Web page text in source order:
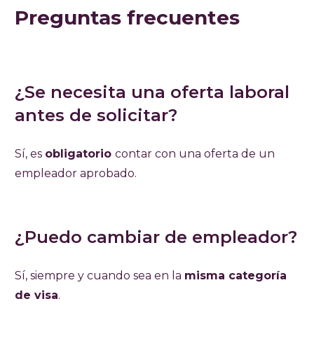
Preguntas frecuentes
¿Se necesita una oferta laboral
antes de solicitar?
Sí, es obligatorio contar con una oferta de un
empleador aprobado.
¿Puedo cambiar de empleador?
Sí, siempre y cuando sea en la misma categoría
de visa.